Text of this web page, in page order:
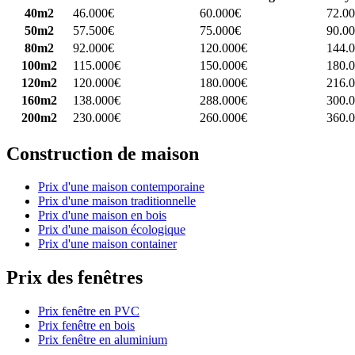
40m2
46.000€ 60.000€
50m2
57.500€ 75.000€
80m2
92.000€ 120.000€
100m2
115.000€ 150.000€
120m2
120.000€ 180.000€
160m2
138.000€ 288.000€
200m2
230.000€ 260.000€
Construction de maison
Prix d'une maison contemporaine
Prix d'une maison traditionnelle
Prix d'une maison en bois
Prix d'une maison écologique
Prix d'une maison container
Prix des fenêtres
Prix fenêtre en PVC
Prix fenêtre en bois
Prix fenêtre en aluminium